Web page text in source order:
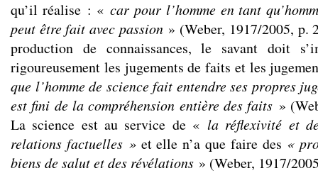
qu’il réalise : « car pour l’homme en tant
peut être fait avec passion» (Weber, 1917/2005, p.
production de connaissances, le savant doit
rigoureusement les jugements de faits et les
que l’homme de science fait entendre ses propres
est fini de la compréhension entière des faits »
La science est au service de «la réflexivité et
relations factuelles » et elle n’a que faire des «
biens de salut et des révélations » (Weber, 1917/